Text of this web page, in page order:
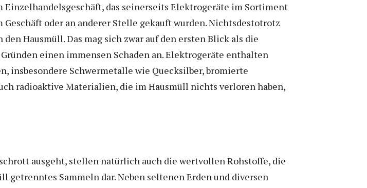
das seinerseits Elektrogeräte im Sortiment
Geschäft oder an anderer Stelle gekauft wurden. Nichtsdestotrotz
Hausmüll. Das mag sich zwar auf den ersten Blick als die
einen immensen Schaden an. Elektrogeräte enthalten
insbesondere Schwermetalle wie Quecksilber, bromierte
radioaktive Materialien, die im Hausmüll nichts verloren haben,
ausgeht, stellen natürlich auch die wertvollen Rohstoffe, die
Sammeln dar. Neben seltenen Erden und diversen